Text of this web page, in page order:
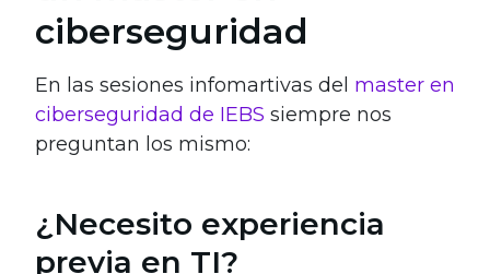
ciberseguridad
En las sesiones infomartivas del master en
ciberseguridad de IEBS siempre nos
preguntan los mismo:
¿Necesito experiencia
previa en TI?